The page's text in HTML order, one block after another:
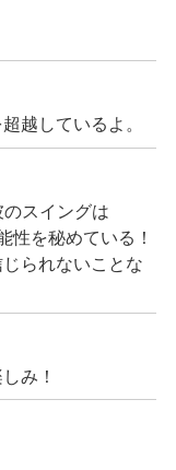
越しているよ。
スイングは
性を秘めている！
られないことな
み！